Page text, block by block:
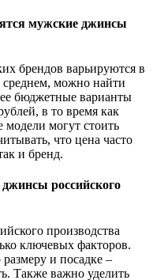
мужские джинсы
брендов варьируются в
среднем, можно найти
бюджетные варианты
в то время как
модели могут стоить
что цена часто
и бренд.
российского
производства
ключевых факторов.
и посадке –
Также важно уделить